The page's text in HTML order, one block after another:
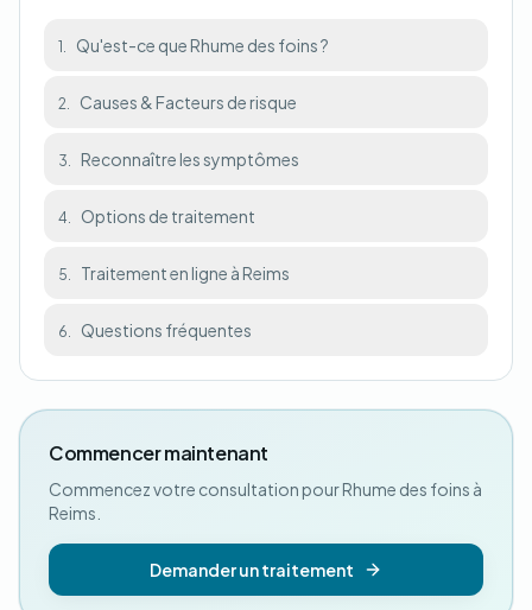
1. Qu'est-ce que Rhume des foins ?
2. Causes & Facteurs de risque
3. Reconnaître les symptômes
4. Options de traitement
5. Traitement en ligne à Reims
6. Questions fréquentes
Commencer maintenant
Commencez votre consultation pour Rhume des foins à
Reims.
Demander un traitement